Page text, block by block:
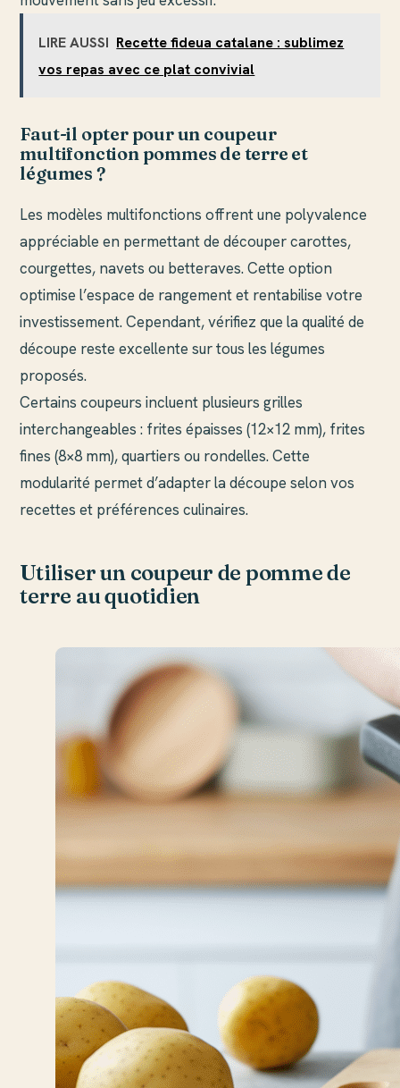
LIRE AUSSI Recette fideua catalane : sublimez
vos repas avec ce plat convivial
Faut-il opter pour un coupeur
multifonction pommes de terre et
légumes ?
Les modèles multifonctions offrent une polyvalence
appréciable en permettant de découper carottes,
courgettes, navets ou betteraves. Cette option
optimise l’espace de rangement et rentabilise votre
investissement. Cependant, vérifiez que la qualité de
découpe reste excellente sur tous les légumes
proposés.
Certains coupeurs incluent plusieurs grilles
interchangeables : frites épaisses (12×12 mm), frites
fines (8×8 mm), quartiers ou rondelles. Cette
modularité permet d’adapter la découpe selon vos
recettes et préférences culinaires.
Utiliser un coupeur de pomme de
terre au quotidien